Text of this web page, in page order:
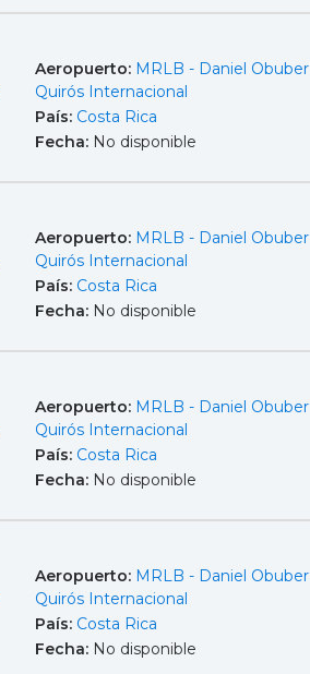
Aeropuerto: MRLB - Daniel Obuber
Quirós Internacional
País: Costa Rica
Fecha: No disponible
Aeropuerto: MRLB - Daniel Obuber
Quirós Internacional
País: Costa Rica
Fecha: No disponible
Aeropuerto: MRLB - Daniel Obuber
Quirós Internacional
País: Costa Rica
Fecha: No disponible
Aeropuerto: MRLB - Daniel Obuber
Quirós Internacional
País: Costa Rica
Fecha: No disponible